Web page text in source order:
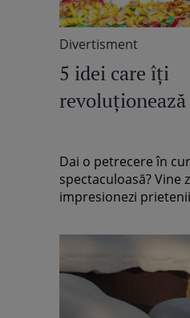
Divertisment
5 idei care îţi
Dai o petrecere în
spectaculoasă? Vine
impresionezi